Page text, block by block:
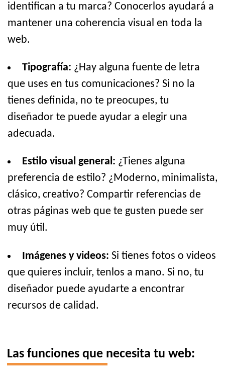
identifican a tu marca? Conocerlos ayudará a
mantener una coherencia visual en toda la
web.
Tipografía: ¿Hay alguna fuente de letra
que uses en tus comunicaciones? Si no la
tienes definida, no te preocupes, tu
diseñador te puede ayudar a elegir una
adecuada.
Estilo visual general: ¿Tienes alguna
preferencia de estilo? ¿Moderno, minimalista,
clásico, creativo? Compartir referencias de
otras páginas web que te gusten puede ser
muy útil.
Imágenes y videos: Si tienes fotos o videos
que quieres incluir, tenlos a mano. Si no, tu
diseñador puede ayudarte a encontrar
recursos de calidad.
Las funciones que necesita tu web: